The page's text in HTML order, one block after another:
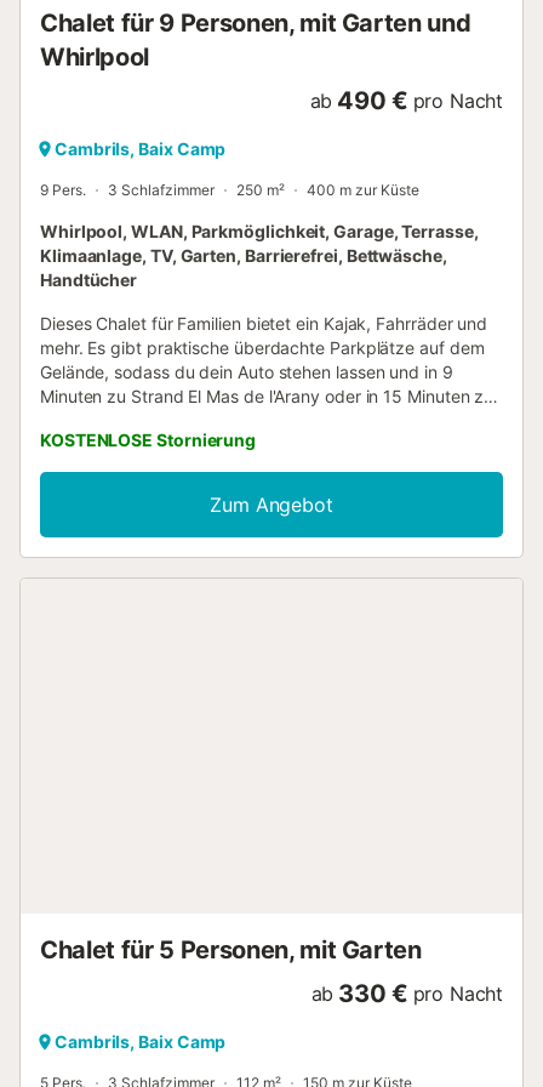
Chalet für 9 Personen, mit Garten und
Whirlpool
ab 490 € pro Nacht
Cambrils, Baix Camp
9 Pers. 3 Schlafzimmer 250 m² 400 m zur Küste
Whirlpool, WLAN, Parkmöglichkeit, Garage, Terrasse,
Klimaanlage, TV, Garten, Barrierefrei, Bettwäsche,
Handtücher
Dieses Chalet für Familien bietet ein Kajak, Fahrräder und
mehr. Es gibt praktische überdachte Parkplätze auf dem
Gelände, sodass du dein Auto stehen lassen und in 9
Minuten zu Strand El Mas de l'Arany oder in 15 Minuten zu
Rückkehr in dieses Chalet mit 250 Quadratmetern kannst
du im Whirlpool ausspannen oder im Garten etwas trinken,
und vergiss nicht die Gartenmöbel. Wenn du genug
Frischluft getankt hast, gibt es dank WLAN-
Internetzugang (kostenlos) und Fernseher zahlreiche
KOSTENLOSE Stornierung
Zum Angebot
Chalet für 5 Personen, mit Garten
ab 330 € pro Nacht
Cambrils, Baix Camp
5 Pers. 3 Schlafzimmer 112 m² 150 m zur Küste